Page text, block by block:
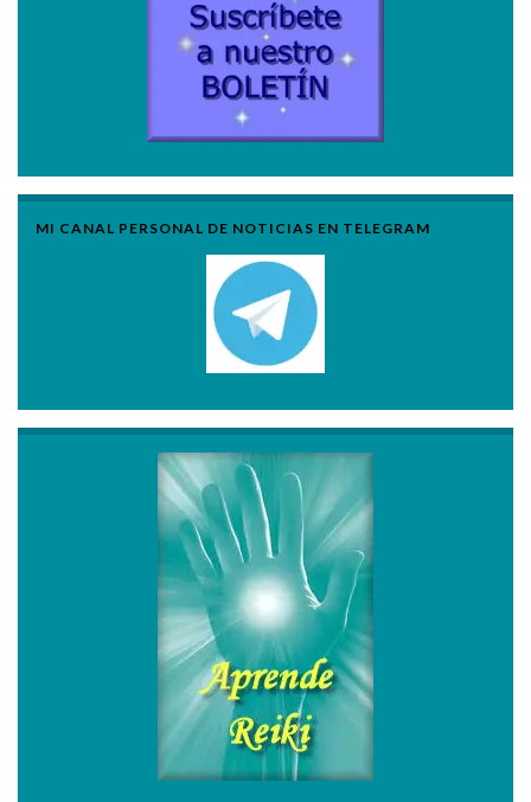
MI CANAL PERSONAL DE NOTICIAS EN TELEGRAM